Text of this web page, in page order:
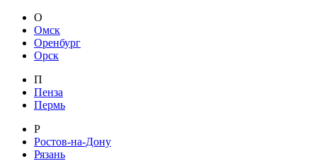
О
Омск
Оренбург
Орск
П
Пенза
Пермь
Р
Ростов-на-Дону
Рязань